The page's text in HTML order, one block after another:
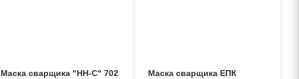
Маска сварщика "НН-С" 702
Маска сварщика ЕПК